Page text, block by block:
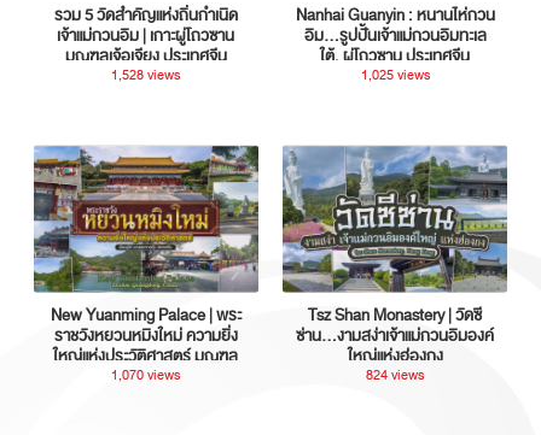
รวม 5 วัดสำคัญแห่งถิ่นกำเนิด
เจ้าแม่กวนอิม | เกาะผู่โถวซาน
มณฑลเจ้อเจียง ประเทศจีน
1,528 views
Nanhai Guanyin : หนานไห่กวน
อิม...รูปปั้นเจ้าแม่กวนอิมทะเล
ใต้, ผู่โถวซาน ประเทศจีน
1,025 views
New Yuanming Palace | พระ
ราชวังหยวนหมิงใหม่ ความยิ่ง
ใหญ่แห่งประวัติศาสตร์ มณฑล
กวางตุ้ง ประเทศจีน
1,070 views
Tsz Shan Monastery | วัดซี
ซ่าน…งามสง่าเจ้าแม่กวนอิมองค์
ใหญ่แห่งฮ่องกง
824 views